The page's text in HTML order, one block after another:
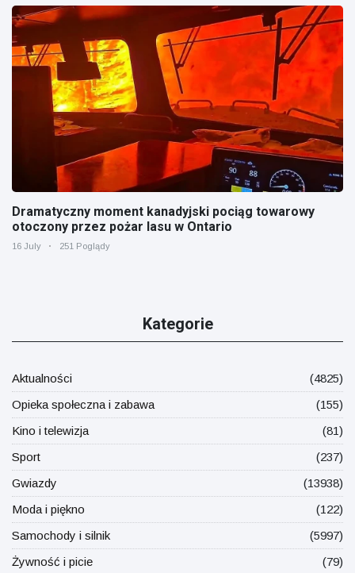
Dramatyczny moment kanadyjski pociąg towarowy
otoczony przez pożar lasu w Ontario
16 July 251 Poglądy
Kategorie
Aktualności
(4825)
Opieka społeczna i zabawa
(155)
Kino i telewizja
(81)
Sport
(237)
Gwiazdy
(13938)
Moda i piękno
(122)
Samochody i silnik
(5997)
Żywność i picie
(79)